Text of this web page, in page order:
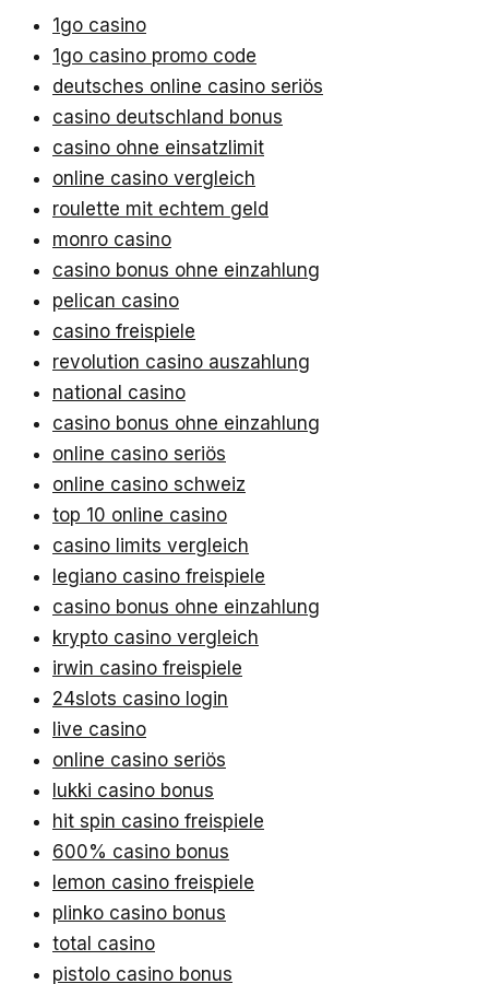
1go casino
1go casino promo code
deutsches online casino seriös
casino deutschland bonus
casino ohne einsatzlimit
online casino vergleich
roulette mit echtem geld
monro casino
casino bonus ohne einzahlung
pelican casino
casino freispiele
revolution casino auszahlung
national casino
casino bonus ohne einzahlung
online casino seriös
online casino schweiz
top 10 online casino
casino limits vergleich
legiano casino freispiele
casino bonus ohne einzahlung
krypto casino vergleich
irwin casino freispiele
24slots casino login
live casino
online casino seriös
lukki casino bonus
hit spin casino freispiele
600% casino bonus
lemon casino freispiele
plinko casino bonus
total casino
pistolo casino bonus